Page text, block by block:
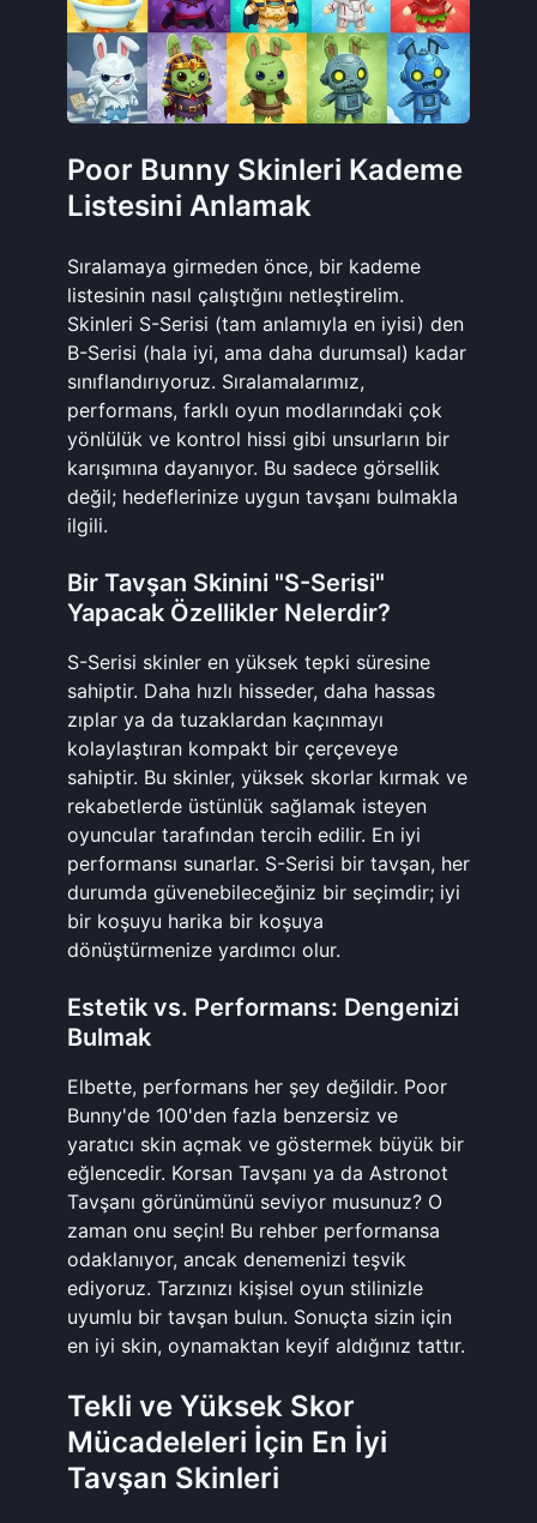
Poor Bunny Skinleri Kademe
Listesini Anlamak
Sıralamaya girmeden önce, bir kademe
listesinin nasıl çalıştığını netleştirelim.
Skinleri S-Serisi (tam anlamıyla en iyisi) den
B-Serisi (hala iyi, ama daha durumsal) kadar
sınıflandırıyoruz. Sıralamalarımız,
performans, farklı oyun modlarındaki çok
yönlülük ve kontrol hissi gibi unsurların bir
karışımına dayanıyor. Bu sadece görsellik
değil; hedeflerinize uygun tavşanı bulmakla
ilgili.
Bir Tavşan Skinini "S-Serisi"
Yapacak Özellikler Nelerdir?
S-Serisi skinler en yüksek tepki süresine
sahiptir. Daha hızlı hisseder, daha hassas
zıplar ya da tuzaklardan kaçınmayı
kolaylaştıran kompakt bir çerçeveye
sahiptir. Bu skinler, yüksek skorlar kırmak ve
rekabetlerde üstünlük sağlamak isteyen
oyuncular tarafından tercih edilir. En iyi
performansı sunarlar. S-Serisi bir tavşan, her
durumda güvenebileceğiniz bir seçimdir; iyi
bir koşuyu harika bir koşuya
dönüştürmenize yardımcı olur.
Estetik vs. Performans: Dengenizi
Bulmak
Elbette, performans her şey değildir. Poor
Bunny'de 100'den fazla benzersiz ve
yaratıcı skin açmak ve göstermek büyük bir
eğlencedir. Korsan Tavşanı ya da Astronot
Tavşanı görünümünü seviyor musunuz? O
zaman onu seçin! Bu rehber performansa
odaklanıyor, ancak denemenizi teşvik
ediyoruz. Tarzınızı kişisel oyun stilinizle
uyumlu bir tavşan bulun. Sonuçta sizin için
en iyi skin, oynamaktan keyif aldığınız tattır.
Tekli ve Yüksek Skor
Mücadeleleri İçin En İyi
Tavşan Skinleri